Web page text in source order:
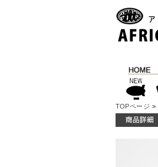
TOPページ >